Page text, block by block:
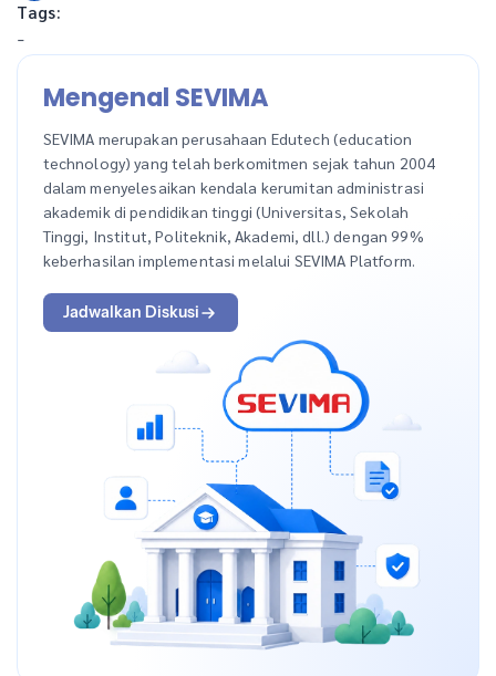
Tags:
-
Mengenal SEVIMA
SEVIMA merupakan perusahaan Edutech (education
technology) yang telah berkomitmen sejak tahun 2004
dalam menyelesaikan kendala kerumitan administrasi
akademik di pendidikan tinggi (Universitas, Sekolah
Tinggi, Institut, Politeknik, Akademi, dll.) dengan 99%
keberhasilan implementasi melalui SEVIMA Platform.
Jadwalkan Diskusi